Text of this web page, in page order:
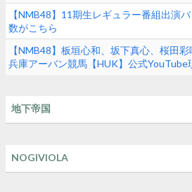
【NMB48】11期生レギュラー番組出演
数がこちら
【NMB48】板垣心和、坂下真心、桜田
兵庫アーバン競馬【HUK】公式YouTube
地下帝国
NOGIVIOLA